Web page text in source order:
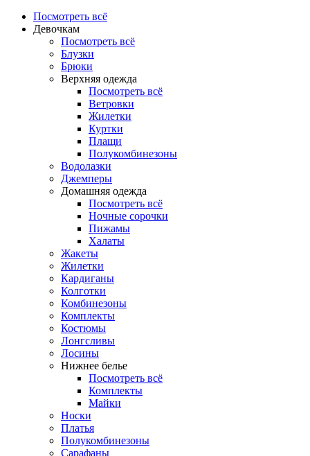
Посмотреть всё
Девочкам
Посмотреть всё
Блузки
Брюки
Верхняя одежда
Посмотреть всё
Ветровки
Жилетки
Куртки
Плащи
Полукомбинезоны
Водолазки
Джемперы
Домашняя одежда
Посмотреть всё
Ночные сорочки
Пижамы
Халаты
Жакеты
Жилетки
Кардиганы
Колготки
Комбинезоны
Комплекты
Костюмы
Лонгсливы
Лосины
Нижнее белье
Посмотреть всё
Комплекты
Майки
Носки
Платья
Полукомбинезоны
Сарафаны